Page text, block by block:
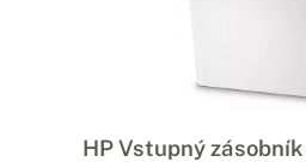
HP Vstupný